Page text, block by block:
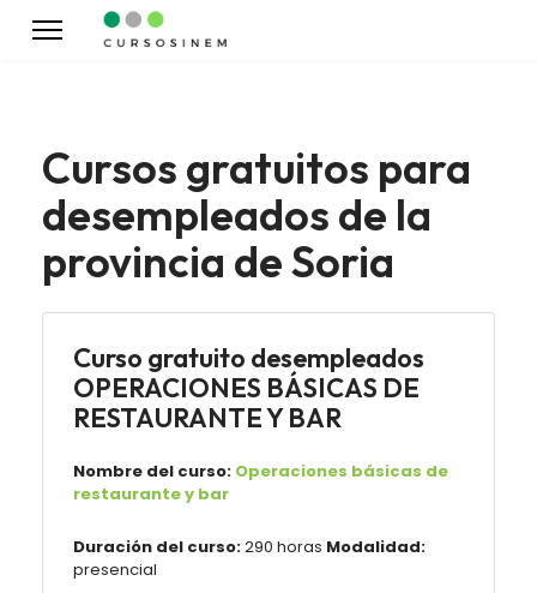
Cursos gratuitos para
desempleados de la
provincia de Soria
Curso gratuito desempleados
OPERACIONES BÁSICAS DE
RESTAURANTE Y BAR
Nombre del curso: Operaciones básicas de
restaurante y bar
Duración del curso:290 horas Modalidad:
presencial